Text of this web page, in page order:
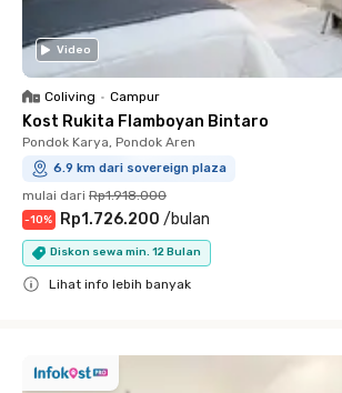
Video
Coliving • Campur
Kost Rukita Flamboyan Bintaro
Pondok Karya, Pondok Aren
6.9 km dari sovereign plaza
mulai dari Rp1.918.000
-10% Rp1.726.200 /bulan
Diskon sewa min. 12 Bulan
Lihat info lebih banyak